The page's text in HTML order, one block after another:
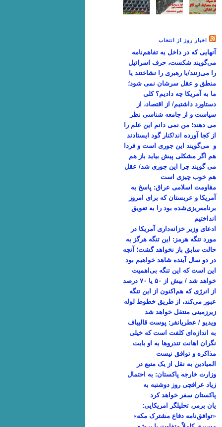
اخبار روز از انتخاب
آنهایی که در داخل به تفاهم‌نامه
می‌گویند شکست، حرف اسرائیل
را می‌زنند/یا رهبری را نشاختند یا
منطق و عقل سرشان نمی شود؛
ما به آمریکا چه دادیم؟ کلی
دستاورد داشتیم/ از اقتصاد، از
سیاست و از جامعه شناسی نظر
می دهند؛ من نمی دانم این علم را
از کجا آورده اند/کنار گود ایستادند
و می‌گویند این جوری است و فردا
هم اگر مشکلی پیش بیاید باز هم
می گویند چرا این جوری شد/ عقل
هم خوب چیزی است
مقاومت اسلامی عراق: پاسخ به
آمریکا و عربستان که برای امروز
برنامه‌ریزی‌شده بود را به تعویق
انداختیم
ادعای وزیر خزانه‌داری آمریکا در
مورد تنگه هرمز: این تنگه هرگز به
حالت سابق باز نخواهد گشت؛ آنچه
در دو سال آینده شاهد خواهیم بود
این است که این تنگه بی‌اهمیت
خواهد شد / بیش از ۵۰ یا ۷۰ درصد
از انرژی که هم‌اکنون از این تنگه
عبور می‌کند، از طریق خطوط لوله
زیرزمینی منتقل خواهد شد
ویدیو / عطریانفر: پوست قالیباف
به اندازه‌ای کلفت است که خیلی
نگران اهانت تندروها به او بابت
مذاکره و توافق نیست
المیادین به نقل از یک منبع در
وزارت خارجه پاکستان: به احتمال
زیاد عراقچی روز دوشنبه به
پاکستان سفر خواهد کرد
یان برمر، تحلیلگر امریکایی:
«توافق‌نامه دفاع مشترک مکه»